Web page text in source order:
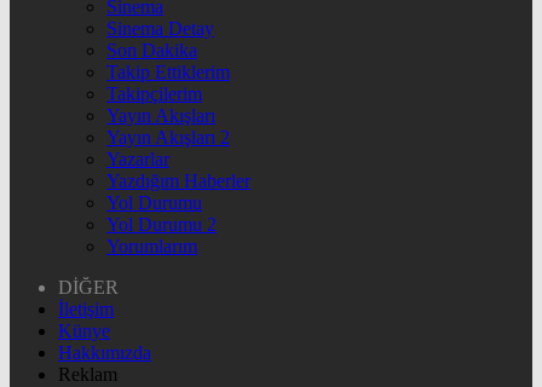
Sinema
Sinema Detay
Son Dakika
Takip Ettiklerim
Takipçilerim
Yayın Akışları
Yayın Akışları 2
Yazarlar
Yazdığım Haberler
Yol Durumu
Yol Durumu 2
Yorumlarım
DİĞER
İletişim
Künye
Hakkımızda
Reklam